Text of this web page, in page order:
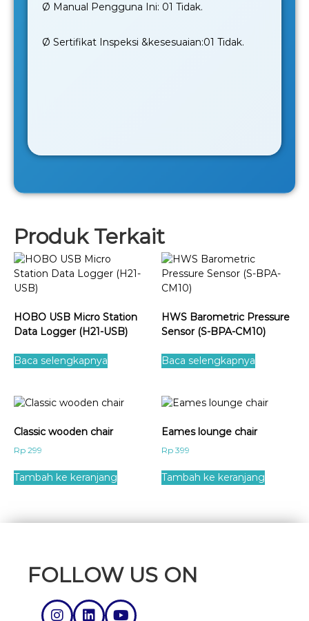
Ø Manual Pengguna Ini: 01 Tidak.
Ø Sertifikat Inspeksi &kesesuaian:01 Tidak.
Produk Terkait
HOBO USB Micro Station
Data Logger (H21-USB)
Baca selengkapnya
HWS Barometric Pressure
Sensor (S-BPA-CM10)
Baca selengkapnya
Classic wooden chair
Rp 299
Tambah ke keranjang
Eames lounge chair
Rp 399
Tambah ke keranjang
FOLLOW US ON